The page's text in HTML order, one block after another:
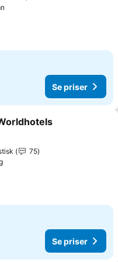
Se priser
til i favoritter
75
Se priser